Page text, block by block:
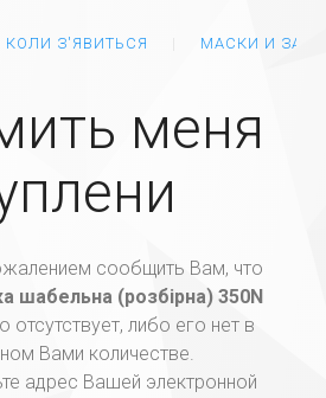
КОЛИ З'ЯВИТЬСЯ МАСКИ И
меня
сообщить Вам, что
шабельна (розбірна) 350N
отсутствует, либо его нет в
Вами количестве.
адрес Вашей электронной